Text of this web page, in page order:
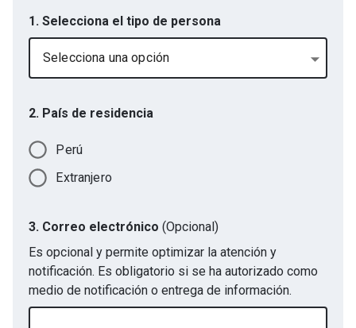
1. Selecciona el tipo de persona
Selecciona una opción
2. País de residencia
Perú
Extranjero
3. Correo electrónico (Opcional)
Es opcional y permite optimizar la atención y
notificación. Es obligatorio si se ha autorizado como
medio de notificación o entrega de información.